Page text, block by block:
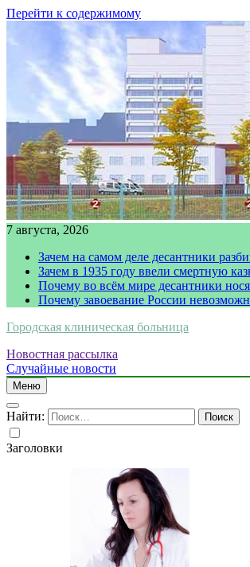
Перейти к содержимому
7 августа, 2026
Зачем на самом деле десантники
Зачем в 1935 году ввели смертную
Почему во всём мире десантники
Почему завоевание России
Городская клиническая больница
Новостная рассылка
Случайные новости
Меню
Найти:
Заголовки